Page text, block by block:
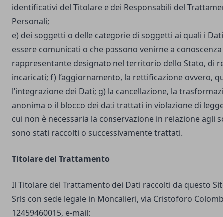
identificativi del Titolare e dei Responsabili del
Personali;
e) dei soggetti o delle categorie di soggetti ai quali i
essere comunicati o che possono venirne a
rappresentante designato nel territorio dello Stato, di
incaricati; f) l’aggiornamento, la rettificazione ovvero,
l’integrazione dei Dati; g) la cancellazione, la
anonima o il blocco dei dati trattati in violazione di
cui non è necessaria la conservazione in relazione agli
sono stati raccolti o successivamente trattati.
Titolare del Trattamento
Il Titolare del Trattamento dei Dati raccolti da questo
Srls con sede legale in Moncalieri, via Cristoforo
12459460015, e-mail: